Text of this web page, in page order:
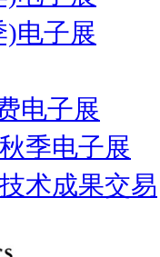
)电子展
电子展
季电子展
术成果交易